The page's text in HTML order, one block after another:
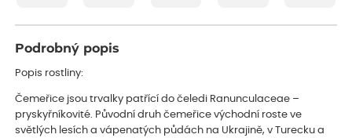
Podrobný popis
Popis rostliny:
Čemeřice jsou trvalky patřící do čeledi Ranunculaceae –
pryskyřníkovité. Původní druh čemeřice východní roste ve
světlých lesích a vápenatých půdách na Ukrajině, v Turecku a